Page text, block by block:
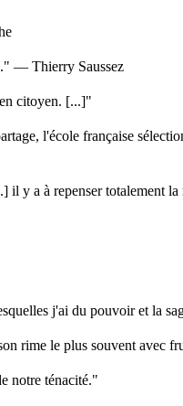
— Thierry Saussez
citoyen. [...]"
l'école française
y a à repenser totalement
j'ai du pouvoir et la
rime le plus souvent avec
notre ténacité."